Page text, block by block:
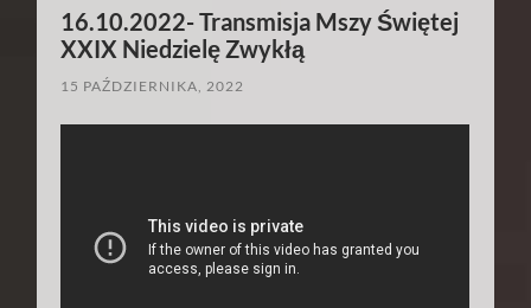
16.10.2022- Transmisja Mszy Świętej
XXIX Niedzielę Zwykłą
15 PAŹDZIERNIKA, 2022